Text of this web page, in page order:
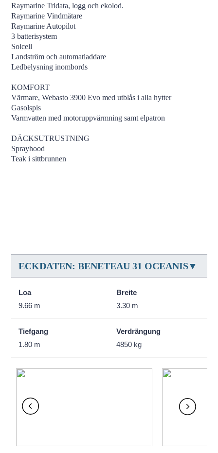
Raymarine Tridata, logg och ekolod.
Raymarine Vindmätare
Raymarine Autopilot
3 batterisystem
Solcell
Landström och automatladdare
Ledbelysning inombords
KOMFORT
Värmare, Webasto 3900 Evo med utblås i alla hytter
Gasolspis
Varmvatten med motoruppvärmning samt elpatron
DÄCKSUTRUSTNING
Sprayhood
Teak i sittbrunnen
ECKDATEN: BENETEAU 31 OCEANIS
Loa
9.66 m
Breite
3.30 m
Tiefgang
1.80 m
Verdrängung
4850 kg